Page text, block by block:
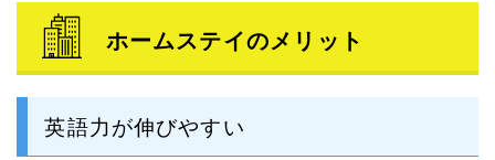
ホームステイのメリット
英語力が伸びやすい